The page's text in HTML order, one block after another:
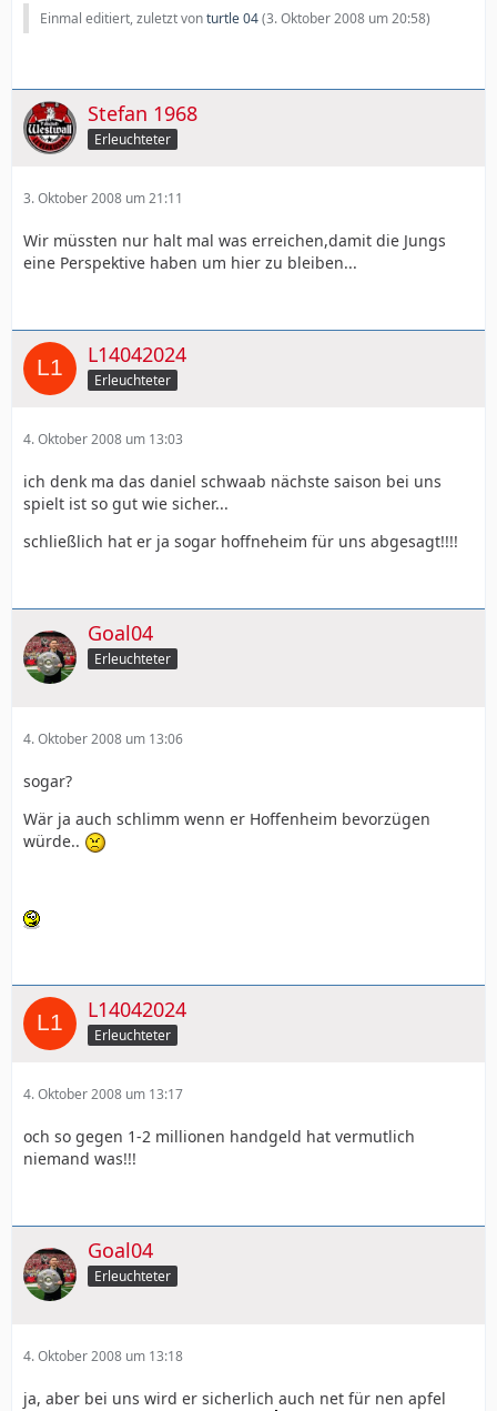
Einmal editiert, zuletzt vonturtle 04(3. Oktober 2008 um 20:58)
Stefan 1968
Erleuchteter
3. Oktober 2008 um 21:11
Wir müssten nur halt mal was erreichen,damit die Jungs
eine Perspektive haben um hier zu bleiben...
L14042024
Erleuchteter
4. Oktober 2008 um 13:03
ich denk ma das daniel schwaab nächste saison bei uns
spielt ist so gut wie sicher...
schließlich hat er ja sogar hoffneheim für uns abgesagt!!!!
Goal04
Erleuchteter
4. Oktober 2008 um 13:06
sogar?
Wär ja auch schlimm wenn er Hoffenheim bevorzügen
würde..
L14042024
Erleuchteter
4. Oktober 2008 um 13:17
och so gegen 1-2 millionen handgeld hat vermutlich
niemand was!!!
Goal04
Erleuchteter
4. Oktober 2008 um 13:18
ja, aber bei uns wird er sicherlich auch net für nen apfel